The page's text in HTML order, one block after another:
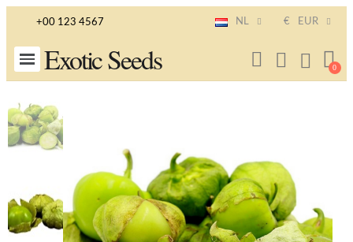
+00 123 4567 NL € EUR
Exotic Seeds